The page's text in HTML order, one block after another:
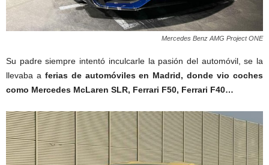
Mercedes Benz AMG Project ONE
Su padre siempre intentó inculcarle la pasión del automóvil, se la
llevaba a ferias de automóviles en Madrid, donde vio coches
como Mercedes McLaren SLR, Ferrari F50, Ferrari F40…